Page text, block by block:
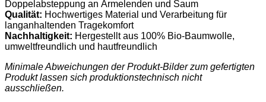
Doppelabsteppung an Ärmelenden und Saum
Qualität: Hochwertiges Material und Verarbeitung für
langanhaltenden Tragekomfort
Nachhaltigkeit: Hergestellt aus 100% Bio-Baumwolle,
umweltfreundlich und hautfreundlich
Minimale Abweichungen der Produkt-Bilder zum gefertigten
Produkt lassen sich produktionstechnisch nicht
ausschließen.